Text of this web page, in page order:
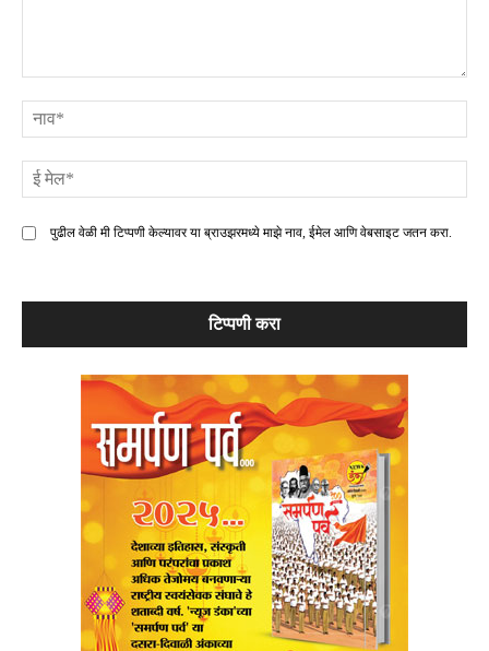
पुढील वेळी मी टिप्पणी केल्यावर या ब्राउझरमध्ये माझे नाव, ईमेल आणि वेबसाइट जतन करा.